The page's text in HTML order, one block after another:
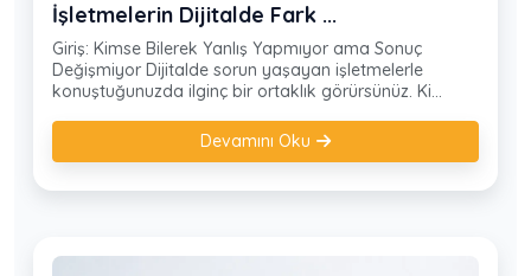
İşletmelerin Dijitalde Fark ...
Giriş: Kimse Bilerek Yanlış Yapmıyor ama Sonuç
Değişmiyor Dijitalde sorun yaşayan işletmelerle
konuştuğunuzda ilginç bir ortaklık görürsünüz. Ki...
Devamını Oku